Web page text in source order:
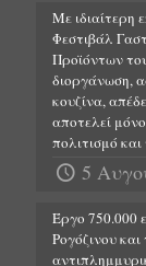
Με ιδιαίτερη
Φεστιβάλ
Προϊόντων
διοργάνωση,
κουζίνα,
αποτελεί
πολιτισμό
5
Έργο 750.000
Ρογόζινου